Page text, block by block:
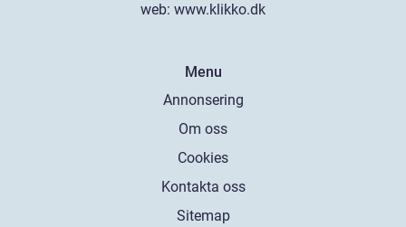
web: www.klikko.dk
Menu
Annonsering
Om oss
Cookies
Kontakta oss
Sitemap